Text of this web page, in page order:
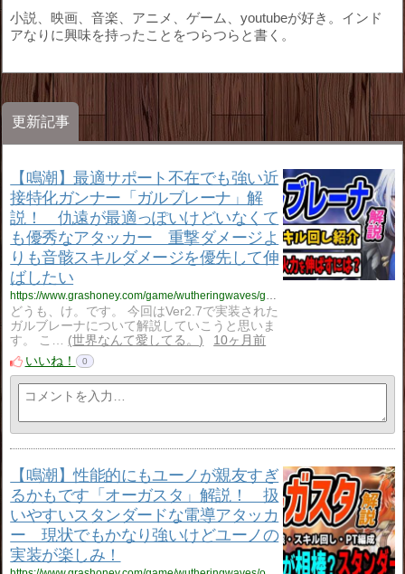
小説、映画、音楽、アニメ、ゲーム、youtubeが好き。インド
アなりに興味を持ったことをつらつらと書く。
更新記事
【鳴潮】最適サポート不在でも強い近
接特化ガンナー「ガルブレーナ」解
説！ 仇遠が最適っぽいけどいなくて
も優秀なアタッカー 重撃ダメージよ
りも音骸スキルダメージを優先して伸
ばしたい
どうも、け。です。 今回はVer2.7で実装された
ガルブレーナについて解説していこうと思いま
す。 こ…
世界なんて愛してる。
10ヶ月前
いいね！
0
【鳴潮】性能的にもユーノが親友すぎ
るかもです「オーガスタ」解説！ 扱
いやすいスタンダードな電導アタッカ
ー 現状でもかなり強いけどユーノの
実装が楽しみ！